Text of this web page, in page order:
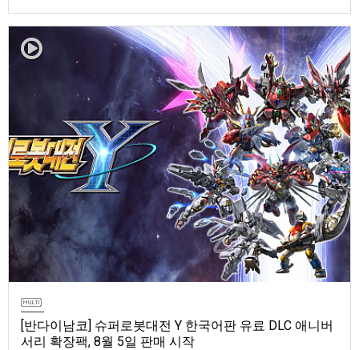
문 판매를 8월 5일(수)부터 시작한다고 발표했다.‘ELDEN RING 빛바랜 자
에디션’에는 ‘ELDEN R…
[반다이남코] 슈퍼로봇대전 Y 한국어판 유료 DLC 애니버
서리 확장팩, 8월 5일 판매 시작